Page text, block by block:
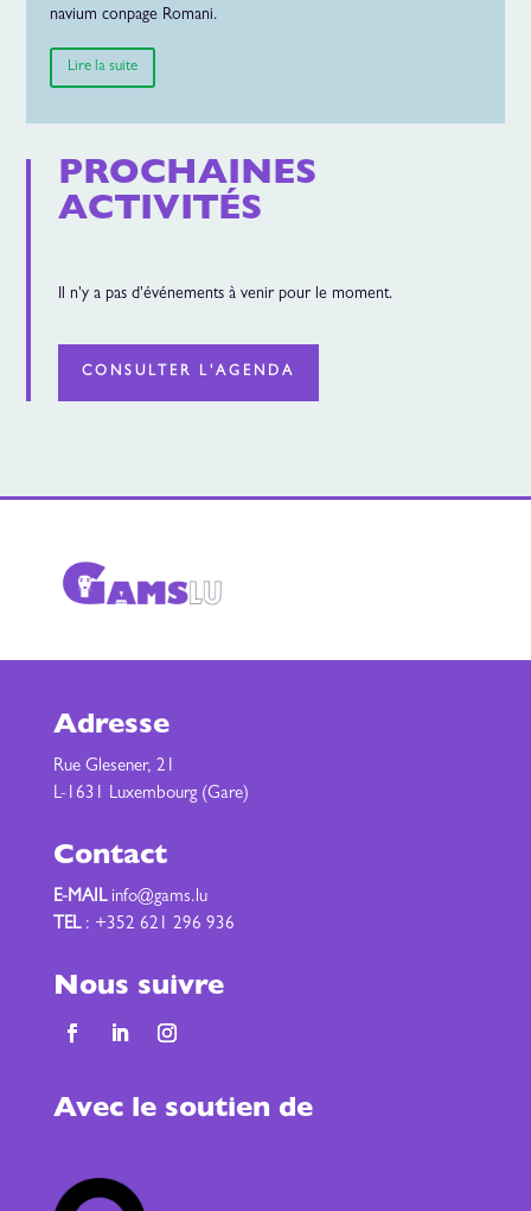
navium conpage Romani.
Lire la suite
PROCHAINES
ACTIVITÉS
Il n'y a pas d'événements à venir pour le moment.
CONSULTER L'AGENDA
Adresse
Rue Glesener, 21
L-1631 Luxembourg (Gare)
Contact
E-MAIL info@gams.lu
TEL: +352 621 296 936
Nous suivre
Avec le soutien de